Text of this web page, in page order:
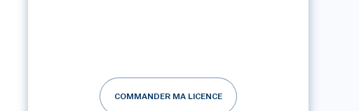
COMMANDER MA LICENCE